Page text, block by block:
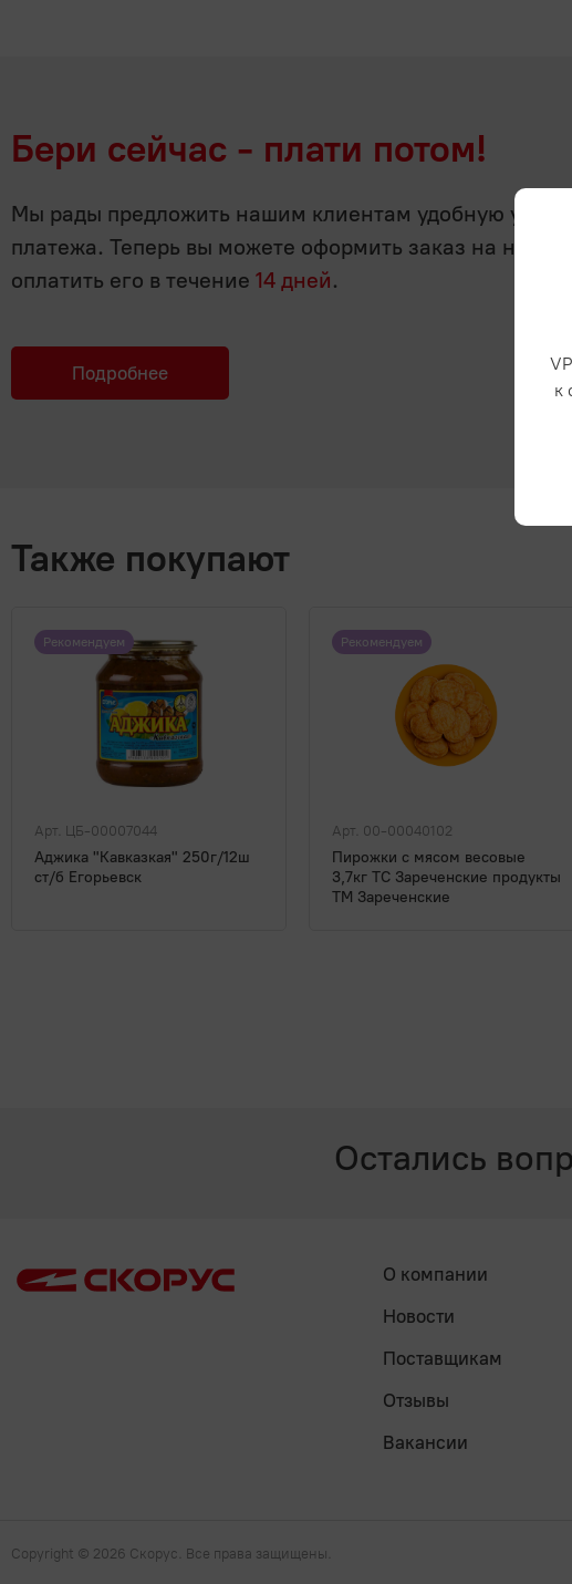
Бери сейчас - плати потом!
Мы рады предложить нашим клиентам удобную услугу
платежа. Теперь вы можете оформить заказ на нашем
оплатить его в течение 14 дней.
Подробнее
Также покупают
Рекомендуем
Арт. ЦБ-00007044
Аджика "Кавказкая" 250г/12ш
ст/б Егорьевск
Рекомендуем
Арт. 00-00040102
Пирожки с мясом весовые
3,7кг ТС Зареченские продукты
ТМ Зареченские
Остались
О компании
Новости
Поставщикам
Отзывы
Вакансии
Copyright © 2026 Скорус. Все права защищены.
к